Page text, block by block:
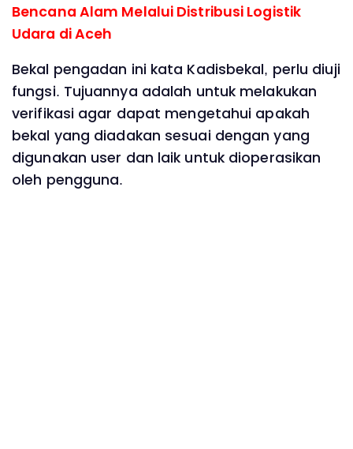
Bencana Alam Melalui Distribusi Logistik
Udara di Aceh
Bekal pengadan ini kata Kadisbekal, perlu diuji
fungsi. Tujuannya adalah untuk melakukan
verifikasi agar dapat mengetahui apakah
bekal yang diadakan sesuai dengan yang
digunakan user dan laik untuk dioperasikan
oleh pengguna.